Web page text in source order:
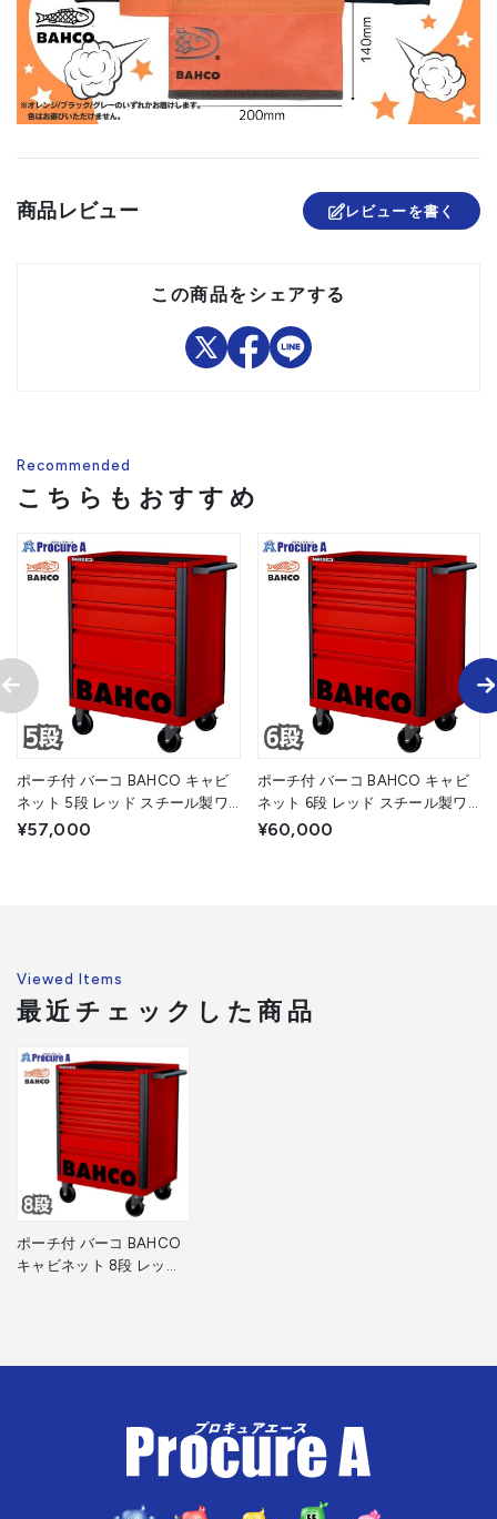
商品レビュー レビューを書く
この商品をシェアする
Recommended
こちらもおすすめ
ポーチ付 バーコ BAHCO キャビ
ネット 5段 レッド スチール製ワ
ゴン ツールストレージエントリ
¥57,000
ポーチ付 バーコ BAHCO キャビ
ネット 6段 レッド スチール製ワ
ゴン ツールストレージエントリ
¥60,000
Viewed Items
最近チェックした商品
ポーチ付 バーコ BAHCO
キャビネット 8段 レッド